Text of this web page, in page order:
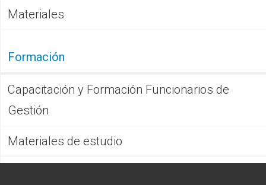
Materiales
Formación
Capacitación y Formación Funcionarios de
Gestión
Materiales de estudio